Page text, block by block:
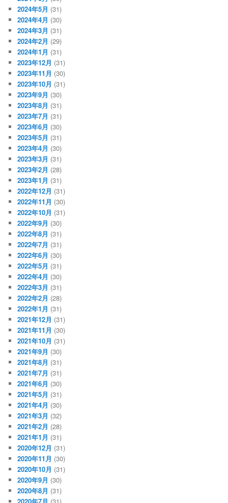
2024年5月 (31)
2024年4月 (30)
2024年3月 (31)
2024年2月 (29)
2024年1月 (31)
2023年12月 (31)
2023年11月 (30)
2023年10月 (31)
2023年9月 (30)
2023年8月 (31)
2023年7月 (31)
2023年6月 (30)
2023年5月 (31)
2023年4月 (30)
2023年3月 (31)
2023年2月 (28)
2023年1月 (31)
2022年12月 (31)
2022年11月 (30)
2022年10月 (31)
2022年9月 (30)
2022年8月 (31)
2022年7月 (31)
2022年6月 (30)
2022年5月 (31)
2022年4月 (30)
2022年3月 (31)
2022年2月 (28)
2022年1月 (31)
2021年12月 (31)
2021年11月 (30)
2021年10月 (31)
2021年9月 (30)
2021年8月 (31)
2021年7月 (31)
2021年6月 (30)
2021年5月 (31)
2021年4月 (30)
2021年3月 (32)
2021年2月 (28)
2021年1月 (31)
2020年12月 (31)
2020年11月 (30)
2020年10月 (31)
2020年9月 (30)
2020年8月 (31)